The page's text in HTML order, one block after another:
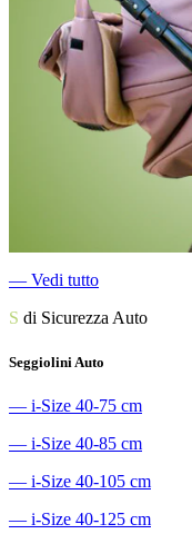
― Vedi tutto
S di Sicurezza Auto
Seggiolini Auto
― i-Size 40-75 cm
― i-Size 40-85 cm
― i-Size 40-105 cm
― i-Size 40-125 cm